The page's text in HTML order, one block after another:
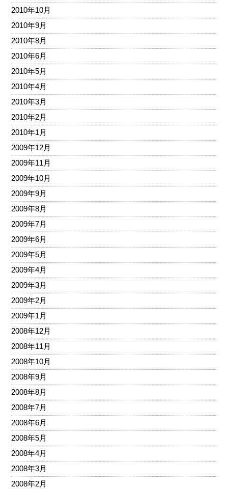
2010年10月
2010年9月
2010年8月
2010年6月
2010年5月
2010年4月
2010年3月
2010年2月
2010年1月
2009年12月
2009年11月
2009年10月
2009年9月
2009年8月
2009年7月
2009年6月
2009年5月
2009年4月
2009年3月
2009年2月
2009年1月
2008年12月
2008年11月
2008年10月
2008年9月
2008年8月
2008年7月
2008年6月
2008年5月
2008年4月
2008年3月
2008年2月